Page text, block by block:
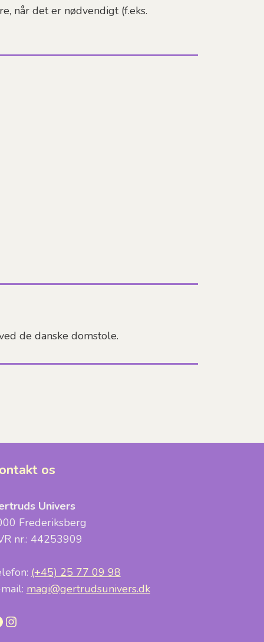
når det er nødvendigt (f.eks.
de danske domstole.
os
Univers
Frederiksberg
nr.: 44253909
(+45) 25 77 09 98
magi@gertrudsunivers.dk
Instagram